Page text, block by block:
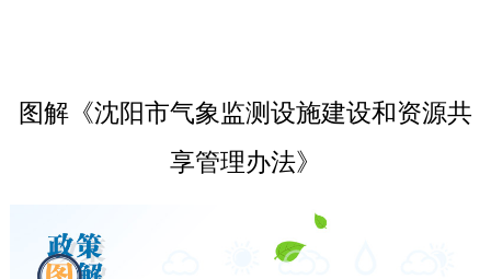
图解《沈阳市气象监测设施建设和资源共
享管理办法》